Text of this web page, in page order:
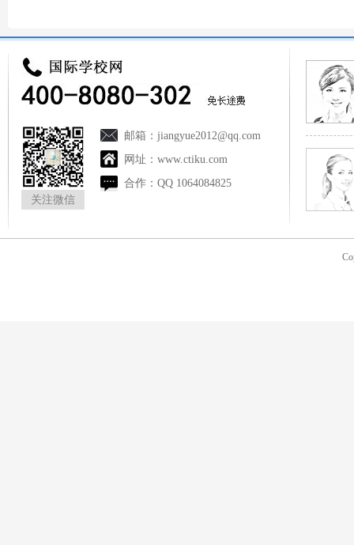
关注微信
邮箱： jiangyue2012@qq.com
网址： www.ctiku.com
合作： QQ 1064084825